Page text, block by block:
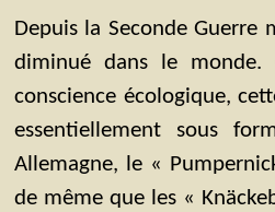
Depuis la Seconde
diminué dans le monde.
conscience écologique,
essentiellement sous
Allemagne, le «
de même que les «